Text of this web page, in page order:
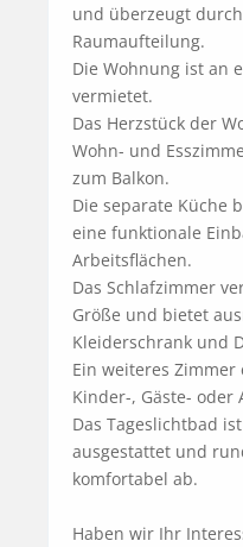
und überzeugt
Raumaufteilung.
Die Wohnung ist an
vermietet.
Das Herzstück der
Wohn- und
zum Balkon.
Die separate Küche
eine funktionale
Arbeitsflächen.
Das Schlafzimmer
Größe und bietet
Kleiderschrank und
Ein weiteres
Kinder-, Gäste- oder
Das Tageslichtbad
ausgestattet und
komfortabel ab.
Haben wir Ihr